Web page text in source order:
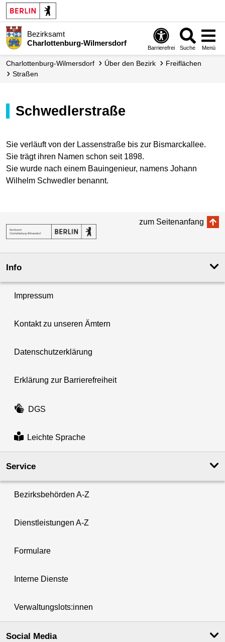
Bezirksamt
Charlottenburg-Wilmersdorf
Barrierefrei Suche Menü
Charlottenburg-Wilmersdorf Über den Bezirk
Freiflächen
Straßen
Schwedlerstraße
Sie verläuft von der Lassenstraße bis zur Bismarckallee.
Sie trägt ihren Namen schon seit 1898.
Sie wurde nach einem Bauingenieur, namens Johann
Wilhelm Schwedler benannt.
zum Seitenanfang
Info
Impressum
Kontakt zu unseren Ämtern
Datenschutzerklärung
Erklärung zur Barrierefreiheit
DGS
Leichte Sprache
Service
Bezirksbehörden A-Z
Dienstleistungen A-Z
Formulare
Interne Dienste
Verwaltungslots:innen
Social Media